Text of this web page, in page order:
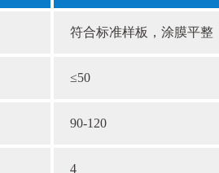
符合标准样板，涂膜平整
≤50
90-120
4